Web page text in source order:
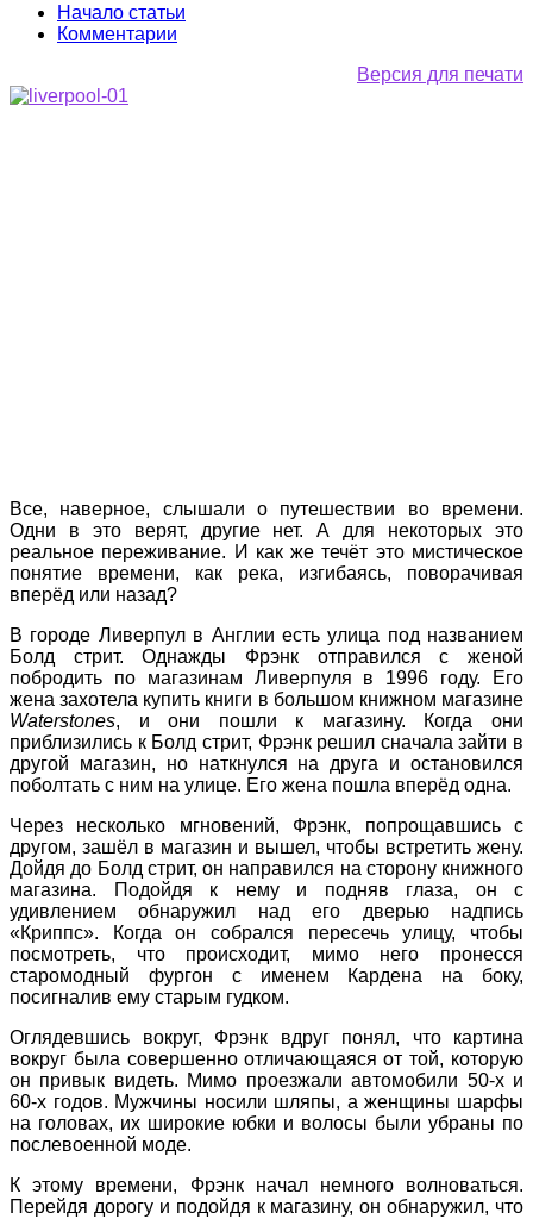
Начало статьи
Комментарии
Версия для печати
Все, наверное, слышали о путешествии во времени.
Одни в это верят, другие нет. А для некоторых это
реальное переживание. И как же течёт это мистическое
понятие времени, как река, изгибаясь, поворачивая
вперёд или назад?
В городе Ливерпул в Англии есть улица под названием
Болд стрит. Однажды Фрэнк отправился с женой
побродить по магазинам Ливерпуля в 1996 году. Его
жена захотела купить книги в большом книжном магазине
Waterstones, и они пошли к магазину. Когда они
приблизились к Болд стрит, Фрэнк решил сначала зайти в
другой магазин, но наткнулся на друга и остановился
поболтать с ним на улице. Его жена пошла вперёд одна.
Через несколько мгновений, Фрэнк, попрощавшись с
другом, зашёл в магазин и вышел, чтобы встретить жену.
Дойдя до Болд стрит, он направился на сторону книжного
магазина. Подойдя к нему и подняв глаза, он с
удивлением обнаружил над его дверью надпись
«Криппс». Когда он собрался пересечь улицу, чтобы
посмотреть, что происходит, мимо него пронесся
старомодный фургон с именем Кардена на боку,
посигналив ему старым гудком.
Оглядевшись вокруг, Фрэнк вдруг понял, что картина
вокруг была совершенно отличающаяся от той, которую
он привык видеть. Мимо проезжали автомобили 50-х и
60-х годов. Мужчины носили шляпы, а женщины шарфы
на головах, их широкие юбки и волосы были убраны по
послевоенной моде.
К этому времени, Фрэнк начал немного волноваться.
Перейдя дорогу и подойдя к магазину, он обнаружил, что